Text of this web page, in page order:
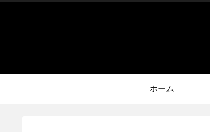
ホーム